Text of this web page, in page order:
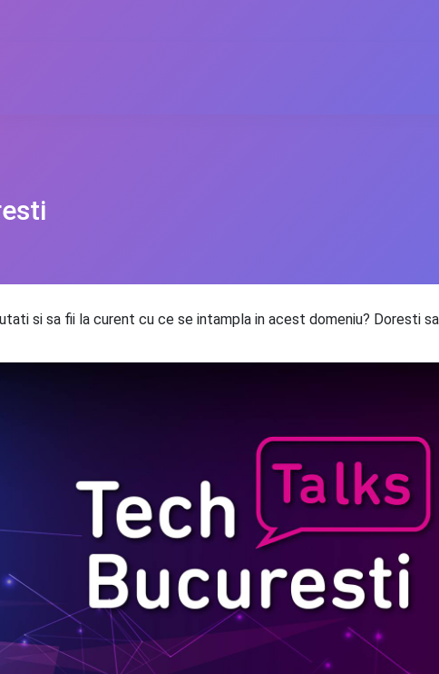
si sa fii la curent cu ce se intampla in acest domeniu? Doresti